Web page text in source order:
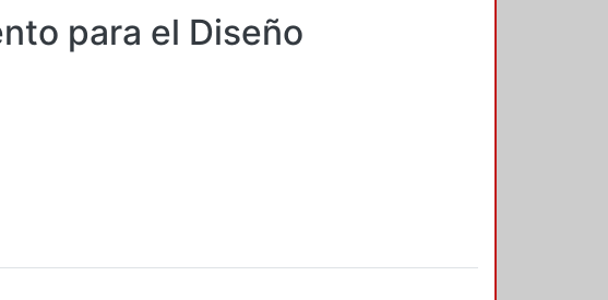
para el Diseño